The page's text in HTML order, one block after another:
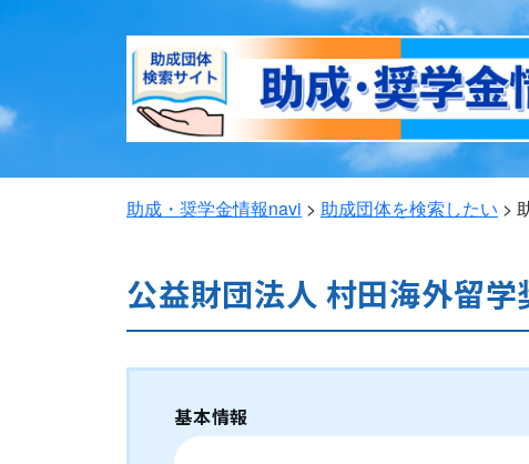
助成・奨学金情報navi > 助成団体を検索したい >
公益財団法人 村田海外留学
基本情報